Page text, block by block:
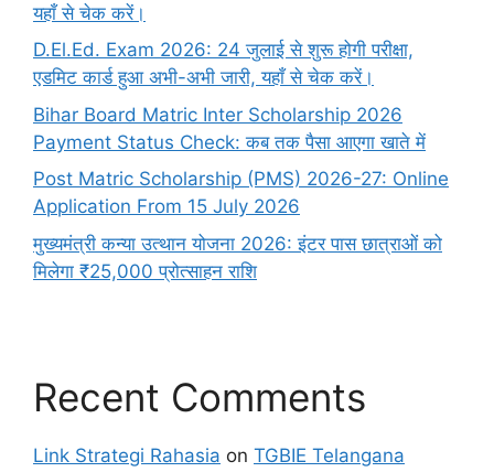
यहाँ से चेक करें।
D.El.Ed. Exam 2026: 24 जुलाई से शुरू होगी परीक्षा,
एडमिट कार्ड हुआ अभी-अभी जारी, यहाँ से चेक करें।
Bihar Board Matric Inter Scholarship 2026
Payment Status Check: कब तक पैसा आएगा खाते में
Post Matric Scholarship (PMS) 2026-27: Online
Application From 15 July 2026
मुख्यमंत्री कन्या उत्थान योजना 2026: इंटर पास छात्राओं को
मिलेगा ₹25,000 प्रोत्साहन राशि
Recent Comments
Link Strategi Rahasia on TGBIE Telangana